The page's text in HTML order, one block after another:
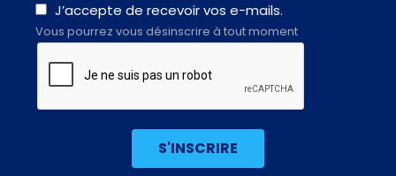
J’accepte de recevoir vos e-mails.
Vous pourrez vous désinscrire à tout moment